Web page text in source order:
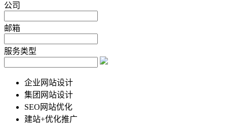
公司
邮箱
服务类型
企业网站设计
集团网站设计
SEO网站优化
建站+优化推广